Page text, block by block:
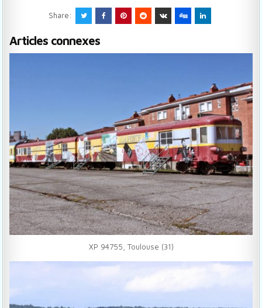
Share:
Articles connexes
XP 94755, Toulouse (31)